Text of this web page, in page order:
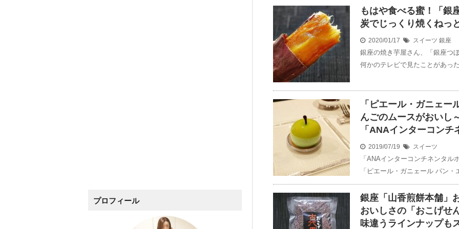
もはや食べる蜜！「銀
炭でじっくり焼くねっ
2020/01/17 スイーツ 銀座
銀座の焼き芋屋さん、「銀座つ
何かのテレビで見たことがあっ
「ピエール・ガニェ
んごのムースがおいし
「ANAインターコン
2019/07/19 スイーツ
「ANAインターコンチネンタ
「ピエール・ガニェール パン
銀座「山香煎餅本舗」
おいしさの「おこげせ
味違うラインナップも
プロフィール